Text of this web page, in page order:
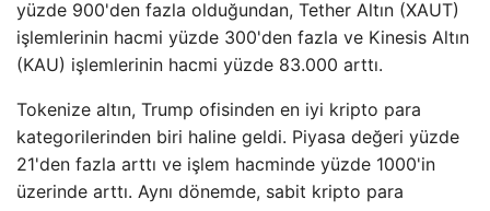
yüzde 900'den fazla olduğundan, Tether Altın (XAUT)
işlemlerinin hacmi yüzde 300'den fazla ve Kinesis Altın
(KAU) işlemlerinin hacmi yüzde 83.000 arttı.
Tokenize altın, Trump ofisinden en iyi kripto para
kategorilerinden biri haline geldi. Piyasa değeri yüzde
21'den fazla arttı ve işlem hacminde yüzde 1000'in
üzerinde arttı. Aynı dönemde, sabit kripto para